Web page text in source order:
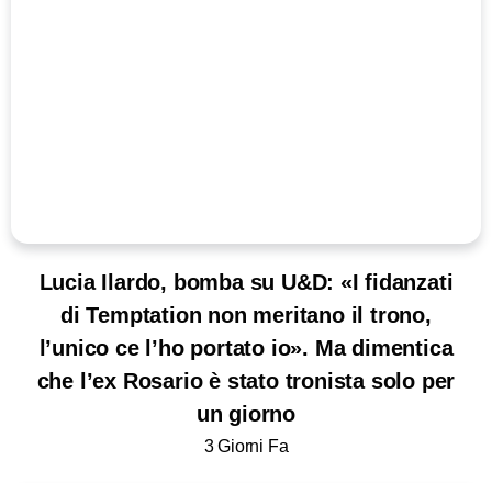
Lucia Ilardo, bomba su U&D: «I fidanzati
di Temptation non meritano il trono,
l’unico ce l’ho portato io». Ma dimentica
che l’ex Rosario è stato tronista solo per
un giorno
3 Giorni Fa